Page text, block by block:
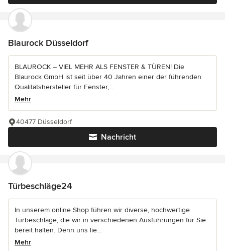
Blaurock Düsseldorf
BLAUROCK – VIEL MEHR ALS FENSTER & TÜREN! Die
Blaurock GmbH ist seit über 40 Jahren einer der führenden
Qualitätshersteller für Fenster,...
Mehr
Nachricht
40477 Düsseldorf
Türbeschläge24
In unserem online Shop führen wir diverse, hochwertige
Türbeschläge, die wir in verschiedenen Ausführungen für Sie
bereit halten. Denn uns lie...
Mehr